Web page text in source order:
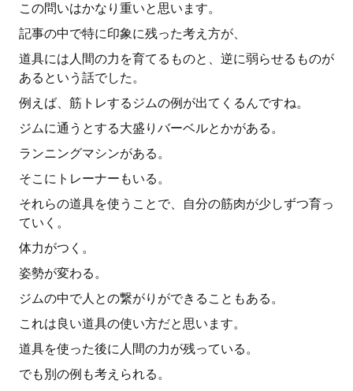
この問いはかなり重いと思います。
記事の中で特に印象に残った考え方が、
道具には人間の力を育てるものと、逆に弱らせるものが
あるという話でした。
例えば、筋トレするジムの例が出てくるんですね。
ジムに通うとする大盛りバーベルとかがある。
ランニングマシンがある。
そこにトレーナーもいる。
それらの道具を使うことで、自分の筋肉が少しずつ育っ
ていく。
体力がつく。
姿勢が変わる。
ジムの中で人との繋がりができることもある。
これは良い道具の使い方だと思います。
道具を使った後に人間の力が残っている。
でも別の例も考えられる。